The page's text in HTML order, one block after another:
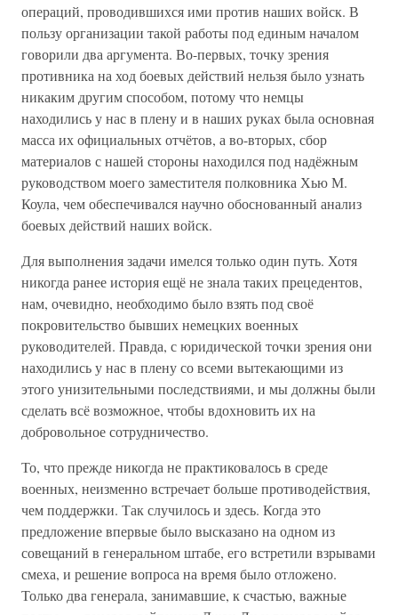
операций, проводившихся ими против наших войск. В
пользу организации такой работы под единым началом
говорили два аргумента. Во-первых, точку зрения
противника на ход боевых действий нельзя было узнать
никаким другим способом, потому что немцы
находились у нас в плену и в наших руках была основная
масса их официальных отчётов, а во-вторых, сбор
материалов с нашей стороны находился под надёжным
руководством моего заместителя полковника Хью М.
Коула, чем обеспечивался научно обоснованный анализ
боевых действий наших войск.
Для выполнения задачи имелся только один путь. Хотя
никогда ранее история ещё не знала таких прецедентов,
нам, очевидно, необходимо было взять под своё
покровительство бывших немецких военных
руководителей. Правда, с юридической точки зрения они
находились у нас в плену со всеми вытекающими из
этого унизительными последствиями, и мы должны были
сделать всё возможное, чтобы вдохновить их на
добровольное сотрудничество.
То, что прежде никогда не практиковалось в среде
военных, неизменно встречает больше противодействия,
чем поддержки. Так случилось и здесь. Когда это
предложение впервые было высказано на одном из
совещаний в генеральном штабе, его встретили взрывами
смеха, и решение вопроса на время было отложено.
Только два генерала, занимавшие, к счастью, важные